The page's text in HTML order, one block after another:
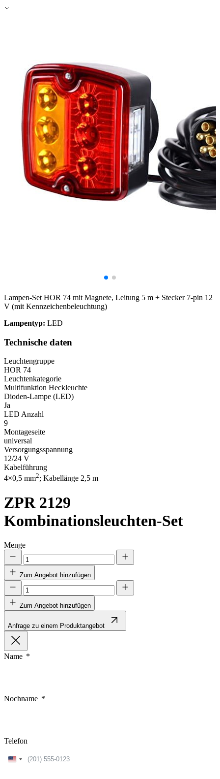
Lampen-Set HOR 74 mit Magnete, Leitung 5 m + Stecker 7-pin 12
V (mit Kennzeichenbeleuchtung)
Lampentyp: LED
Technische daten
Leuchtengruppe
HOR 74
Leuchtenkategorie
Multifunktion Heckleuchte
Dioden-Lampe (LED)
Ja
LED Anzahl
9
Montageseite
universal
Versorgungsspannung
12/24 V
Kabelführung
4×0,5 mm2; Kabellänge 2,5 m
ZPR 2129
Kombinationsleuchten-Set
Menge
Zum Angebot hinzufügen
Zum Angebot hinzufügen
Anfrage zu einem Produktangebot
Name
Nochname
Telefon
United